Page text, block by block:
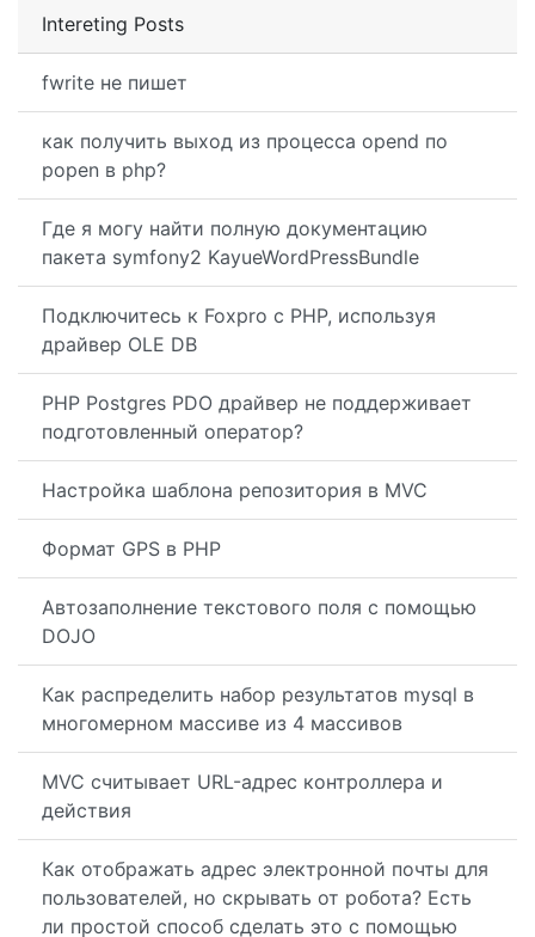
Intereting Posts
fwrite не пишет
как получить выход из процесса opend по
popen в php?
Где я могу найти полную документацию
пакета symfony2 KayueWordPressBundle
Подключитесь к Foxpro с PHP, используя
драйвер OLE DB
PHP Postgres PDO драйвер не поддерживает
подготовленный оператор?
Настройка шаблона репозитория в MVC
Формат GPS в PHP
Автозаполнение текстового поля с помощью
DOJO
Как распределить набор результатов mysql в
многомерном массиве из 4 массивов
MVC считывает URL-адрес контроллера и
действия
Как отображать адрес электронной почты для
пользователей, но скрывать от робота? Есть
ли простой способ сделать это с помощью